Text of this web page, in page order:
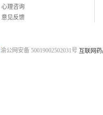
心理咨询
意见反馈
渝公网安备 50019002502031号 互联网